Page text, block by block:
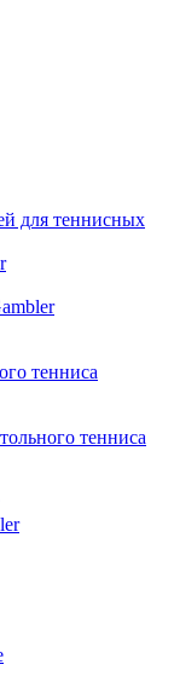
для теннисных
тенниса
тенниса